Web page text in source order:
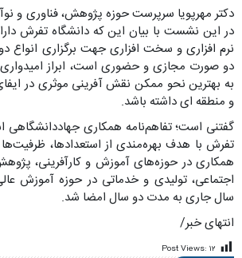
دکتر مهرپویا سرپرست حوزه پژوهش، فناوری و
در این نشست با بیان این که دانشگاه تفرش
نرم افزاری و سخت افزاری جهت برگزاری انواع
دو صورت مجازی و حضوری است، ابراز امیدواری
به بهترین نحو ممکن نقش آفرینی موثری در
و منطقه ای داشته باشد.
گفتنی است؛ تفاهم‌نامه همکاری جهاددانشگاهی
تفرش با هدف بهره‌مندی از استعدادها،
همکاری‌ در حوزه‌های آموزش و کارآفرینی،
اجتماعی، تولیدی و خدماتی در حوزه آموزش
سال جاری به مدت دو سال امضا شد.
انتهای خبر/
Post Views: ۱۲